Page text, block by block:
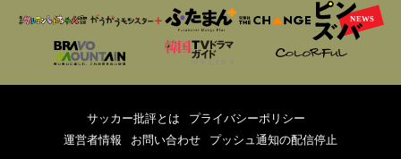
サッカー批評とは
プライバシーポリシー
運営者情報
お問い合わせ プッシュ通知の配信停止